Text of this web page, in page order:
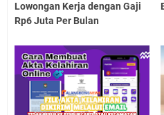
Lowongan Kerja dengan Gaji
Rp6 Juta Per Bulan